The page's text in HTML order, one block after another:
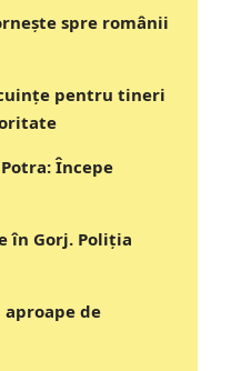
spre românii
pentru tineri
Începe
în Gorj. Poliția
aproape de